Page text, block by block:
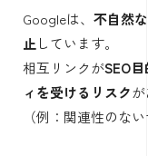
Googleは、 不自然
止 しています。
相互リンクがSEO
ィを受けるリスクが
（例：関連性のな